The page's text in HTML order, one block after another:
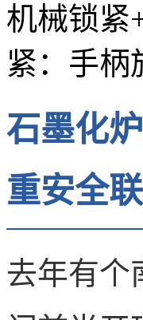
机械锁紧
紧：手
石墨化
重安全
去年有个